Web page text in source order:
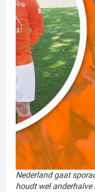
Nederland gaat
houdt wel